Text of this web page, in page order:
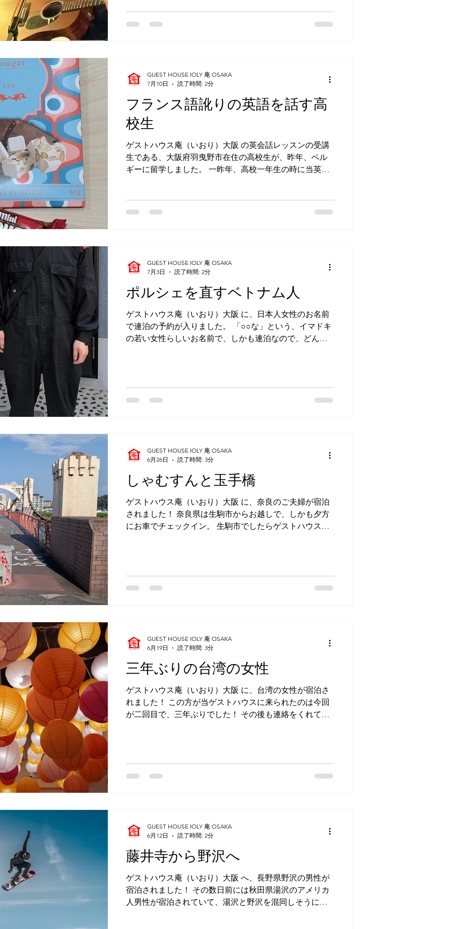
Going On', ボブ・ディランの 'Just Like A Woman', ビー
Ukraine（ウクライナのためのコンサート）と銘打ってゲ
ライブを敢行したときにも同曲を歌いましたが、2026年
現在、世界情勢は一向にいい方向へ向かっているとは言
えません
フランス語訛りの英語を話す高
校生
ゲストハウス庵（いおり）大阪 の英会話レッスンの受講
生である、大阪府羽曳野市在住の高校生が、昨年、ベル
ギーに留学しました。 一昨年、高校一年生の時に当英会
し、また、保護者の方からは留学に必要な書類の英語に
ールから英語で送られてきたメールを私が翻訳してさし
あげたりもしました。 なんでも、ヨーロッパ諸国の中で
も、ベルギーは留学ビザが取りにくい国だそうで、必要
な書類を揃えるだけでなく、ベルギー大使館に本人と保
護者の方が行く必要があり、そのために東京まで行った
そうです。 遠路はるばる大使館まで行ったのに、そこの
係りの人の態度が冷たくてイヤになった、とはお母様の
GUEST HOUSE IOLY 庵 OSAKA
7月10日
読了時間: 2分
ポルシェを直すベトナム人
ゲストハウス庵（いおり）大阪 に、日本人女性のお名前
で連泊の予約が入りました。 「○○な」という、イマドキ
の若い女性らしいお名前で、しかも連泊なので、どんな
していたけど実際には男性だったというケースが以前あ
りました。今回もそうでしょうか…。「○○な」という名
した。😶 三人目のその男性はとてもにこやかです。 聞い
てみると、このたび宿泊されるのはその方で、ベトナム
出身。 電話をくださった男性と宿泊名義の女性はご夫婦
で、ご夫婦で経営している自動車整備会社がそのベトナ
ム人男性を雇用し、アパートに入居できる日まで当館に
宿泊するのことでした。 とてもにこやかなこのベトナム
人男性は、日本在住歴７年だそうで、日本語もそれなり
に上手でした。 初めて来日したときは
GUEST HOUSE IOLY 庵 OSAKA
7月3日
読了時間: 2分
しゃむすんと玉手橋
ゲストハウス庵（いおり）大阪 に、奈良のご夫婦が宿泊
されました！ 奈良県は生駒市からお越しで、しかも夕方
にお車でチェックイン。 生駒市でしたらゲストハウス庵
ると、とても気さくなご夫婦で、「栗橋さんのね…。」
と笑顔で話し始められました。 すぐにピンと来て、「し
盛りされているお店です。かつての選手と一緒に飲めて
話しが聞けるということで、このお店に行くために関東
などから当館に宿泊に来られた方もおられました。 今回
のご夫婦も、しゃむすんに飲みに行くからには近くで宿
泊できるところを探して、当館を見つけてくださったと
のことでした。 チェックインされて少ししてすぐにお出
かけ。次にお目にかかったのは翌朝となりました。 しゃ
むすんでは楽しくいろいろなお話しが聞けたとの
GUEST HOUSE IOLY 庵 OSAKA
6月26日
読了時間: 3分
三年ぶりの台湾の女性
ゲストハウス庵（いおり）大阪 に、台湾の女性が宿泊さ
れました！ この方が当ゲストハウスに来られたのは今回
が二回目で、三年ぶりでした！ その後も連絡をくれてい
のこと。 広島では平和公園や宮島を訪れ、お好み焼きや
もみじ饅頭を堪能したそうです。 特に宮島の美しさに感
の火付け役となったのは、台湾のユーチューバーが福岡
を絶賛したからだとか。 そして、そこからは一人で大阪
へ移動し、ゲストハウス庵へ。 福岡から夜行バスでやっ
てきたとのことで、大阪には早朝に到着し、当館にも午
前８時台にチェックインされました。 三年ぶりの投宿で
したが、当ゲストハウス本館の間取りが以前と変わって
いないことや、前回の宿泊時に使用していた当館のWi-Fi
が自動的に使えたことなどに感激して
GUEST HOUSE IOLY 庵 OSAKA
6月19日
読了時間: 3分
藤井寺から野沢へ
ゲストハウス庵（いおり）大阪 へ、長野県野沢の男性が
宿泊されました！ その数日前には秋田県湯沢のアメリカ
人男性が宿泊されていて、湯沢と野沢を混同しそうにな
GUEST HOUSE IOLY 庵 OSAKA
6月12日
読了時間: 2分